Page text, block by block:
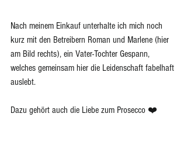
Nach meinem Einkauf unterhalte ich mich noch
kurz mit den Betreibern Roman und Marlene (hier
am Bild rechts), ein Vater-Tochter Gespann,
welches gemeinsam hier die Leidenschaft fabelhaft
auslebt.
Dazu gehört auch die Liebe zum Prosecco ❤️